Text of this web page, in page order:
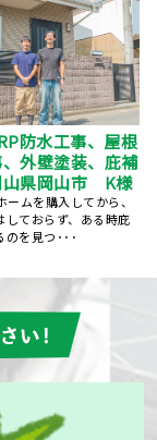
岡山県岡山市 外
根塗装 プレミア
この度は丁寧な施工、親
にありがとうございまし
ずっと気になっていた･･･